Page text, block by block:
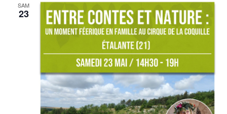
s
É
è
e
m
SAM
23